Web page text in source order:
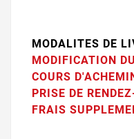
MODALITES DE
MODIFICATION
COURS
PRISE DE
FRAIS